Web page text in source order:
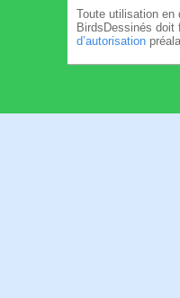
Toute utilisation en
BirdsDessinés doit
d’autorisation